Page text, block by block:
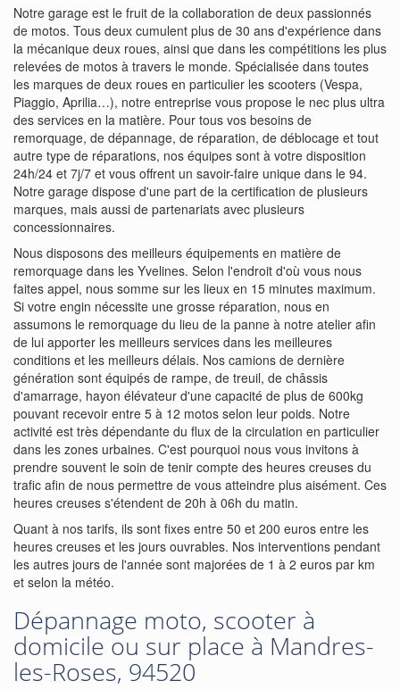
Notre garage est le fruit de la collaboration de deux passionnés
de motos. Tous deux cumulent plus de 30 ans d'expérience dans
la mécanique deux roues, ainsi que dans les compétitions les plus
relevées de motos à travers le monde. Spécialisée dans toutes
les marques de deux roues en particulier les scooters (Vespa,
Piaggio, Aprilia…), notre entreprise vous propose le nec plus ultra
des services en la matière. Pour tous vos besoins de
remorquage, de dépannage, de réparation, de déblocage et tout
autre type de réparations, nos équipes sont à votre disposition
24h/24 et 7j/7 et vous offrent un savoir-faire unique dans le 94.
Notre garage dispose d'une part de la certification de plusieurs
marques, mais aussi de partenariats avec plusieurs
concessionnaires.
Nous disposons des meilleurs équipements en matière de
remorquage dans les Yvelines. Selon l'endroit d'où vous nous
faites appel, nous somme sur les lieux en 15 minutes maximum.
Si votre engin nécessite une grosse réparation, nous en
assumons le remorquage du lieu de la panne à notre atelier afin
de lui apporter les meilleurs services dans les meilleures
conditions et les meilleurs délais. Nos camions de dernière
génération sont équipés de rampe, de treuil, de châssis
d'amarrage, hayon élévateur d'une capacité de plus de 600kg
pouvant recevoir entre 5 à 12 motos selon leur poids. Notre
activité est très dépendante du flux de la circulation en particulier
dans les zones urbaines. C'est pourquoi nous vous invitons à
prendre souvent le soin de tenir compte des heures creuses du
trafic afin de nous permettre de vous atteindre plus aisément. Ces
heures creuses s'étendent de 20h à 06h du matin.
Quant à nos tarifs, ils sont fixes entre 50 et 200 euros entre les
heures creuses et les jours ouvrables. Nos interventions pendant
les autres jours de l'année sont majorées de 1 à 2 euros par km
et selon la météo.
Dépannage moto, scooter à
domicile ou sur place à Mandres-
les-Roses, 94520